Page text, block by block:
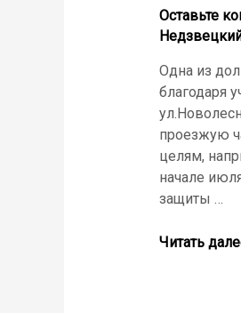
на
Прямую
линию
Президента
России
Оставьте
Одна из
благодаря
проезжую
целям,
начале
защиты …
Проект
Читать